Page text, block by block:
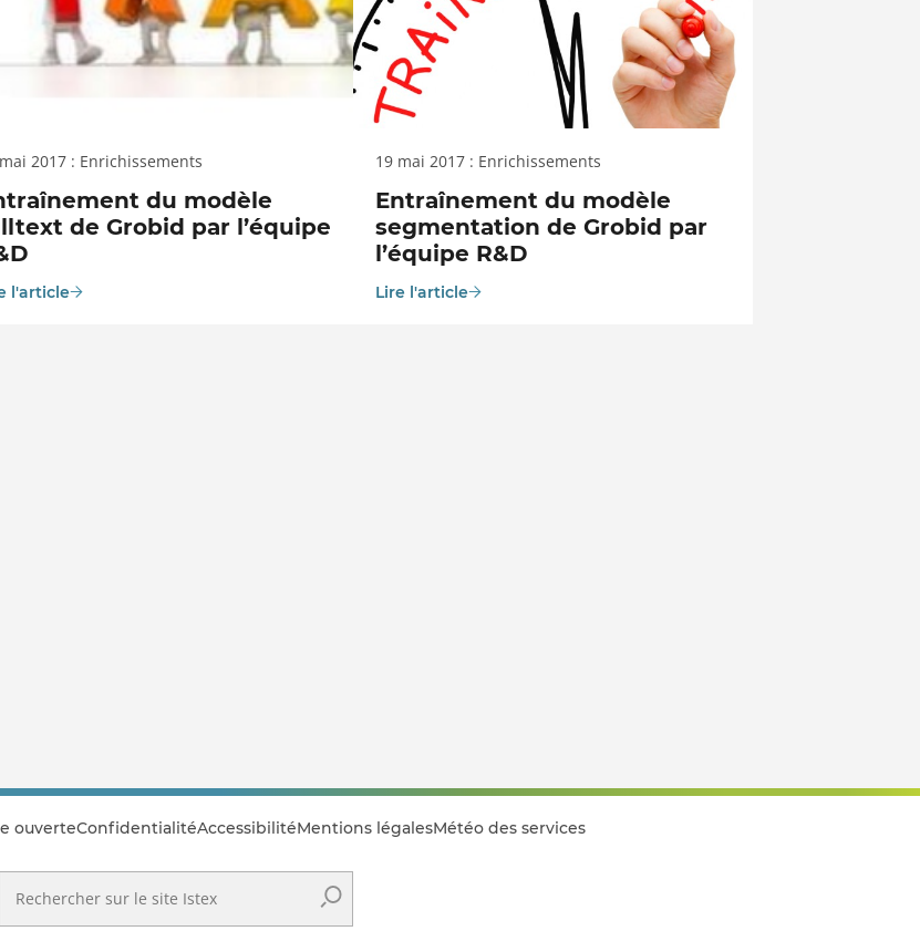
2017 : Enrichissements
du modèle
de Grobid par l’équipe
l'article
19 mai 2017 : Enrichissements
Entraînement du modèle
segmentation de Grobid par
l’équipe R&D
Lire l'article
ouverteConfidentialitéAccessibilitéMentions légalesMétéo des services